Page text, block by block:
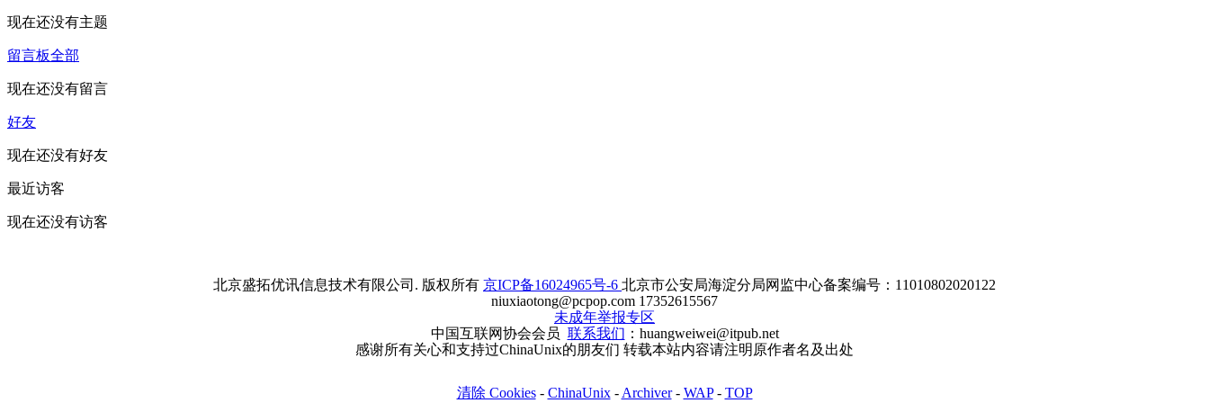
现在还没有主题
留言板全部
现在还没有留言
好友
现在还没有好友
最近访客
现在还没有访客
北京盛拓优讯信息技术有限公司. 版权所有 京ICP备16024965号-6 北京市公安局海淀分局网监中心备案编号：11010802020122
niuxiaotong@pcpop.com 17352615567
未成年举报专区
中国互联网协会会员 联系我们 ：huangweiwei@itpub.net
感谢所有关心和支持过ChinaUnix的朋友们 转载本站内容请注明原作者名及出处
清除 Cookies- ChinaUnix- Archiver- WAP- TOP